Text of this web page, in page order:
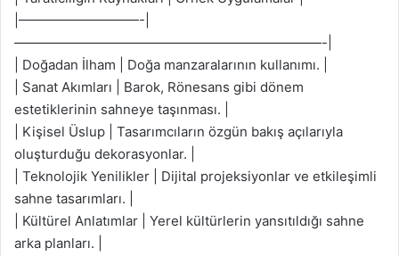
|—————————-|
———————————————————————-|
| Doğadan İlham | Doğa manzaralarının kullanımı. |
| Sanat Akımları | Barok, Rönesans gibi dönem
estetiklerinin sahneye taşınması. |
| Kişisel Üslup | Tasarımcıların özgün bakış açılarıyla
oluşturduğu dekorasyonlar. |
| Teknolojik Yenilikler | Dijital projeksiyonlar ve etkileşimli
sahne tasarımları. |
| Kültürel Anlatımlar | Yerel kültürlerin yansıtıldığı sahne
arka planları. |